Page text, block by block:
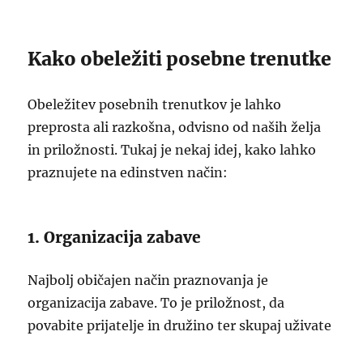
Kako obeležiti posebne trenutke
Obeležitev posebnih trenutkov je lahko
preprosta ali razkošna, odvisno od naših želja
in priložnosti. Tukaj je nekaj idej, kako lahko
praznujete na edinstven način:
1. Organizacija zabave
Najbolj običajen način praznovanja je
organizacija zabave. To je priložnost, da
povabite prijatelje in družino ter skupaj uživate